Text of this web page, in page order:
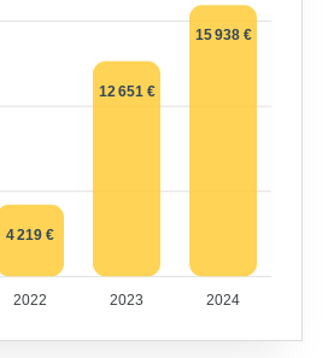
4 219 €
12 651 €
15 938 €
2022 2023 2024